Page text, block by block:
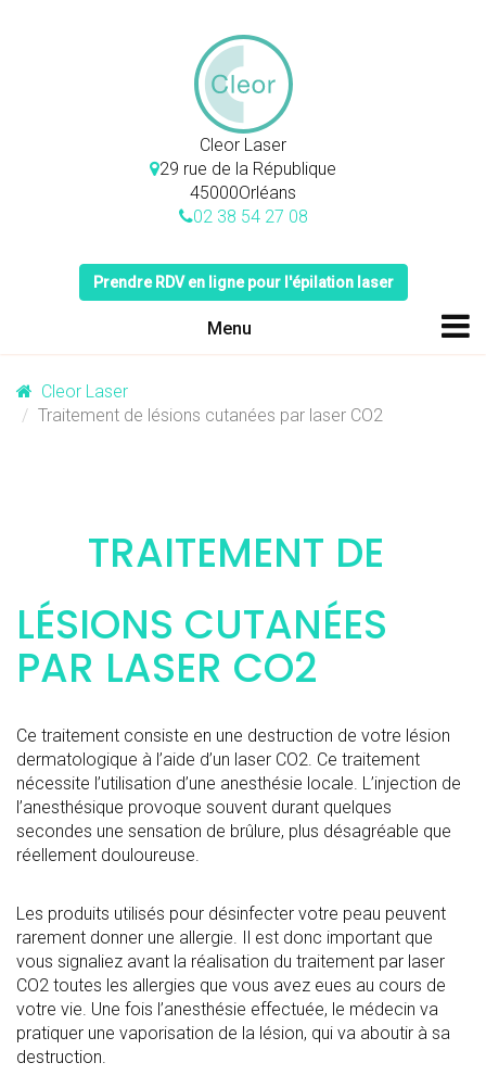
Menu
Cleor Laser
29 rue de la République
45000Orléans
02 38 54 27 08
Prendre RDV en ligne pour l'épilation laser
Cleor Laser
Traitement de lésions cutanées par laser CO2
TRAITEMENT DE
LÉSIONS CUTANÉES
PAR LASER CO2
Ce traitement consiste en une destruction de votre lésion
dermatologique à l’aide d’un laser CO2. Ce traitement
nécessite l’utilisation d’une anesthésie locale. L’injection de
l’anesthésique provoque souvent durant quelques
secondes une sensation de brûlure, plus désagréable que
réellement douloureuse.
Les produits utilisés pour désinfecter votre peau peuvent
rarement donner une allergie. Il est donc important que
vous signaliez avant la réalisation du traitement par laser
CO2 toutes les allergies que vous avez eues au cours de
votre vie. Une fois l’anesthésie effectuée, le médecin va
pratiquer une vaporisation de la lésion, qui va aboutir à sa
destruction.